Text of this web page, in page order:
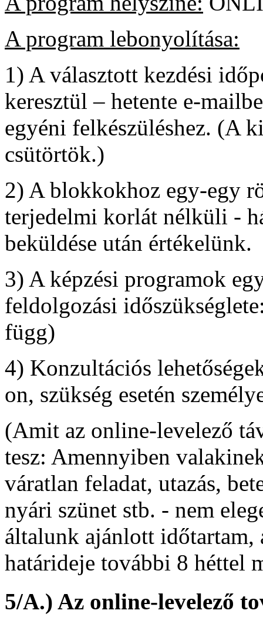
A program lebonyolítása:
1) A választott kezdési
keresztül – hetente e-
egyéni felkészüléshez. (A
csütörtök.)
2) A blokkokhoz egy-egy
terjedelmi korlát nélküli -
beküldése után értékelünk.
3) A képzési programok
feldolgozási
függ)
4) Konzultációs
on, szükség esetén
(Amit az online-levelező
tesz: Amennyiben
váratlan feladat, utazás,
nyári szünet stb. - nem
általunk ajánlott időtartam,
határideje további 8 héttel
5/A.) Az online-levelező